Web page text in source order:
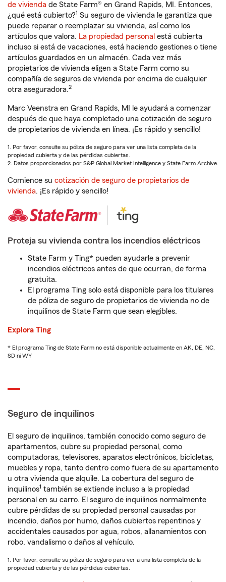
de vivienda de State Farm® en Grand Rapids, MI. Entonces,
¿qué está cubierto?1 Su seguro de vivienda le garantiza que
puede reparar o reemplazar su vivienda, así como los
artículos que valora. La propiedad personal está cubierta
incluso si está de vacaciones, está haciendo gestiones o tiene
artículos guardados en un almacén. Cada vez más
propietarios de vivienda eligen a State Farm como su
compañía de seguros de vivienda por encima de cualquier
otra aseguradora.2
Marc Veenstra en Grand Rapids, MI le ayudará a comenzar
después de que haya completado una cotización de seguro
de propietarios de vivienda en línea. ¡Es rápido y sencillo!
1. Por favor, consulte su póliza de seguro para ver una lista completa de la
propiedad cubierta y de las pérdidas cubiertas.
2. Datos proporcionados por S&P Global Market Intelligence y State Farm Archive.
Comience su cotización de seguro de propietarios de
vivienda. ¡Es rápido y sencillo!
Proteja su vivienda contra los incendios eléctricos
State Farm y Ting* pueden ayudarle a prevenir
incendios eléctricos antes de que ocurran, de forma
gratuita.
El programa Ting solo está disponible para los titulares
de póliza de seguro de propietarios de vivienda no de
inquilinos de State Farm que sean elegibles.
Explora Ting
* El programa Ting de State Farm no está disponible actualmente en AK, DE, NC,
SD ni WY
Seguro de inquilinos
El seguro de inquilinos, también conocido como seguro de
apartamentos, cubre su propiedad personal, como
computadoras, televisores, aparatos electrónicos, bicicletas,
muebles y ropa, tanto dentro como fuera de su apartamento
u otra vivienda que alquile. La cobertura del seguro de
inquilinos1 también se extiende incluso a la propiedad
personal en su carro. El seguro de inquilinos normalmente
cubre pérdidas de su propiedad personal causadas por
incendio, daños por humo, daños cubiertos repentinos y
accidentales causados por agua, robos, allanamientos con
robo, vandalismo o daños al vehículo.
1. Por favor, consulte su póliza de seguro para ver a una lista completa de la
propiedad cubierta y de las pérdidas cubiertas.